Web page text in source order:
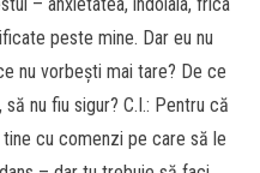
peste mine. Dar eu nu
nu vorbești mai tare? De ce
nu fiu sigur? C.I.: Pentru că
cu comenzi pe care să le